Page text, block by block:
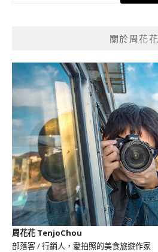
關於周花花
周花花 TenjoChou
部落客 / 行銷人，愛拍照的美食旅遊作家